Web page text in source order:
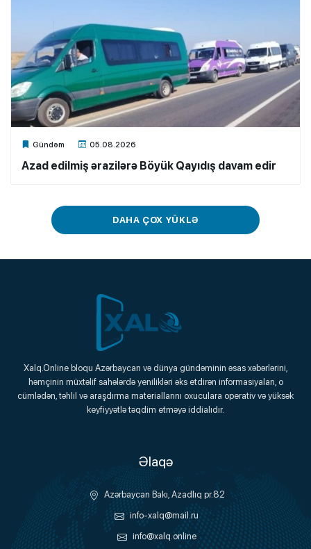
Gündəm 05.08.2026
Xalq.Online
Azad edilmiş ərazilərə Böyük Qayıdış davam edir
DAHA ÇOX YÜKLƏ
Xalq.Online
Onlayn Platforma
Xalq.Online bloqu Azərbaycan və dünya gündəminin əsas xəbərlərini,
həmçinin müxtəlif sahələrdə yenilikləri əks etdirən informasiyaları, o
cümlədən, təhlil və araşdırma materiallarını oxuculara operativ və yüksək
keyfiyyətlə təqdim etməyə iddialıdır.
Əlaqə
Azərbaycan Bakı, Azadlıq pr.82
info-xalq@mail.ru
info@xalq.online